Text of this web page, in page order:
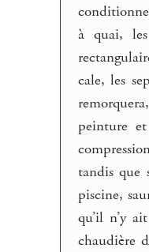
à quai,
cale, les
peinture
tandis que
piscine,
qu’il n’y
chaudière